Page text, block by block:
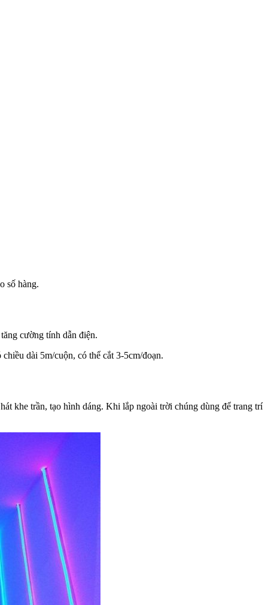
số hàng.
cường tính dẫn điện.
dài 5m/cuộn, có thể cắt 3-5cm/đoạn.
khe trần, tạo hình dáng. Khi lắp ngoài trời chúng dùng để trang trí